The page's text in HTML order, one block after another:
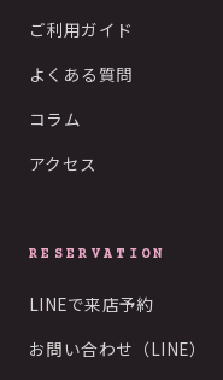
ご利用ガイド
よくある質問
コラム
アクセス
RESERVATION
LINEで来店予約
お問い合わせ（LINE）